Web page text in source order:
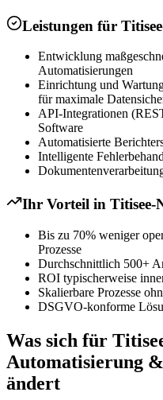
Leistungen für
Entwicklung
Automatisierungen
Einrichtung und
für maximale
API-Integrationen
Software
Automatisierte
Intelligente
Ihr Vorteil in Titisee-
Bis zu 70% weniger
Prozesse
Durchschnittlich 500+
ROI typischerweise
Skalierbare Prozesse
DSGVO-konforme
Was sich für
Automatisierung
ändert